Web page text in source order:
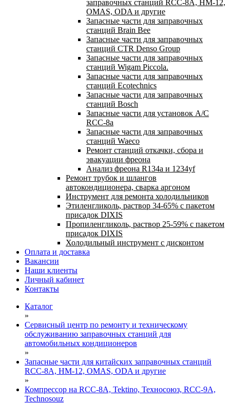
заправочных станций RCC-8A, HM-12,
OMAS, ODA и другие
Запасные части для заправочных
станций Brain Bee
Запасные части для заправочных
станций CTR Denso Group
Запасные части для заправочных
станций Wigam Piccola.
Запасные части для заправочных
станций Ecotechnics
Запасные части для заправочных
станций Bosch
Запасные части для установок A/C
RCC-8a
Запасные части для заправочных
станций Waeco
Ремонт станций откачки, сбора и
эвакуации фреона
Анализ фреона R134a и 1234yf
Ремонт трубок и шлангов
автокондиционера, сварка аргоном
Инструмент для ремонта холодильников
Этиленгликоль, раствор 34-65% с пакетом
присадок DIXIS
Пропиленгликоль, раствор 25-59% с пакетом
присадок DIXIS
Холодильный инструмент с дисконтом
Оплата и доставка
Вакансии
Наши клиенты
Личный кабинет
Контакты
Каталог
»
Сервисный центр по ремонту и техническому
обслуживанию заправочных станций для
автомобильных кондиционеров
»
Запасные части для китайских заправочных станций
RCC-8A, HM-12, OMAS, ODA и другие
»
Компрессор на RCC-8A, Tektino, Теxносоюз, RCC-9A,
Technosouz